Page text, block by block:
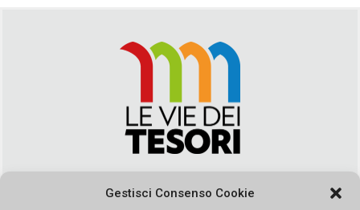
Gestisci Consenso Cookie
segreteria@leviedeitesori.it